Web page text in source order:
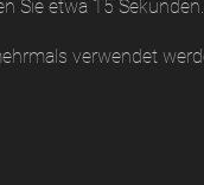
Sie etwa 15 Sekunden.
verwendet